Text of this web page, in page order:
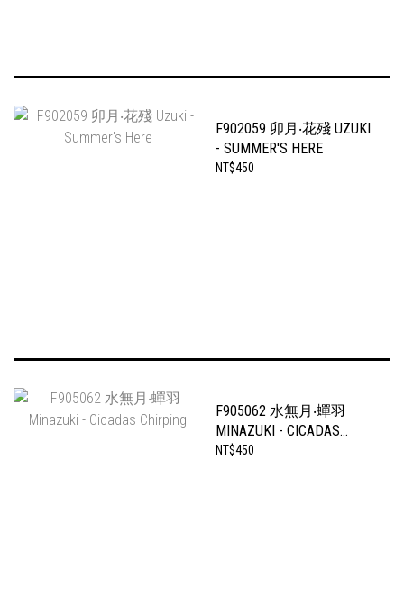
F902059 卯月‧花殘 UZUKI
- SUMMER'S HERE
NT$450
F905062 水無月‧蟬羽
MINAZUKI - CICADAS
CHIRPING
NT$450